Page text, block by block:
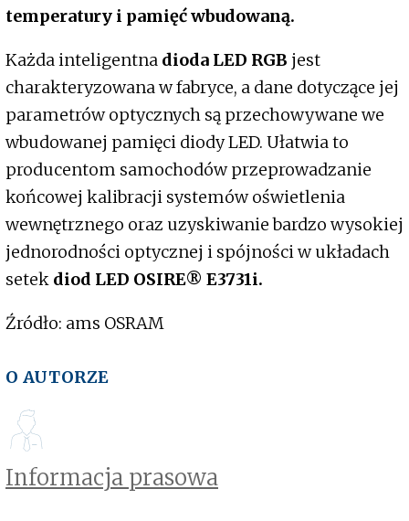
temperatury i pamięć wbudowaną.
Każda inteligentna dioda LED RGB jest
charakteryzowana w fabryce, a dane dotyczące jej
parametrów optycznych są przechowywane we
wbudowanej pamięci diody LED. Ułatwia to
producentom samochodów przeprowadzanie
końcowej kalibracji systemów oświetlenia
wewnętrznego oraz uzyskiwanie bardzo wysokiej
jednorodności optycznej i spójności w układach
setek diod LED OSIRE® E3731i.
Źródło: ams OSRAM
O AUTORZE
Informacja prasowa